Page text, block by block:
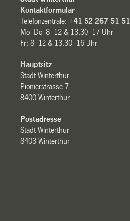
Kontaktformular
Telefonzentrale:+41 52 267 51 51
Mo–Do: 8–12 & 13.30–17 Uhr
Fr: 8–12 & 13.30–16 Uhr
Hauptsitz
Stadt Winterthur
Pionierstrasse 7
8400 Winterthur
Postadresse
Stadt Winterthur
8403 Winterthur